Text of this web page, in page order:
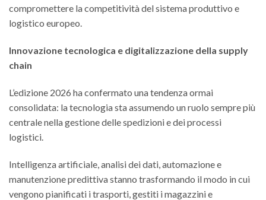
compromettere la competitività del sistema produttivo e
logistico europeo.
Innovazione tecnologica e digitalizzazione della supply
chain
L’edizione 2026 ha confermato una tendenza ormai
consolidata: la tecnologia sta assumendo un ruolo sempre più
centrale nella gestione delle spedizioni e dei processi
logistici.
Intelligenza artificiale, analisi dei dati, automazione e
manutenzione predittiva stanno trasformando il modo in cui
vengono pianificati i trasporti, gestiti i magazzini e